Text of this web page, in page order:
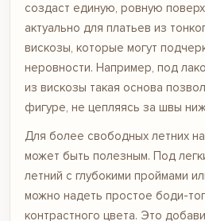
создаст единую, ровную
актуально для платьев из
вискозы, которые могут
неровности. Например, под
из вискозы такая основа
фигуре, не цепляясь за швы
Для более свободных летних
может быть полезным. Под
летний с глубокими проймами
можно надеть простое боди-
контрастного цвета. Это